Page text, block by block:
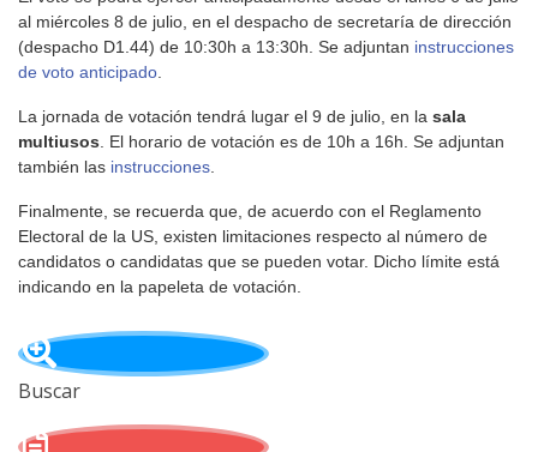
al miércoles 8 de julio, en el despacho de secretaría de dirección
(despacho D1.44) de 10:30h a 13:30h. Se adjuntan instrucciones
de voto anticipado
La jornada de votación tendrá lugar el 9 de julio, en la sala
multiusos . El horario de votación es de 10h a 16h. Se adjuntan
también las instrucciones
Finalmente, se recuerda que, de acuerdo con el Reglamento
Electoral de la US, existen limitaciones respecto al número de
candidatos o candidatas que se pueden votar. Dicho límite está
indicando en la papeleta de votación.
Buscar